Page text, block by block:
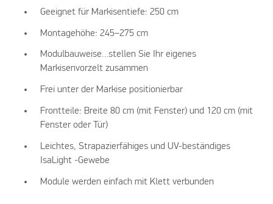
Geeignet für Markisentiefe: 250 cm
Montagehöhe: 245–275 cm
Modulbauweise…stellen Sie Ihr eigenes
Markisenvorzelt zusammen
Frei unter der Markise positionierbar
Frontteile: Breite 80 cm (mit Fenster) und 120 cm (mit
Fenster oder Tür)
Leichtes, Strapazierfähiges und UV-beständiges
IsaLight -Gewebe
Module werden einfach mit Klett verbunden